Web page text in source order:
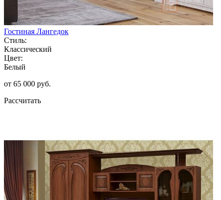
Гостиная Лангедок
Стиль:
Классический
Цвет:
Белый
от 65 000 руб.
Рассчитать